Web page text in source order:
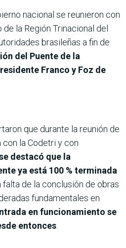
nacional se reunieron con
la Región Trinacional del
brasileñas a fin de
del Puente de la
Franco y Foz de
que durante la reunión de
con la Codetri y con
destacó que la
ya está 100 % terminada
falta de la conclusión de obras
fundamentales en
en funcionamiento se
entonces